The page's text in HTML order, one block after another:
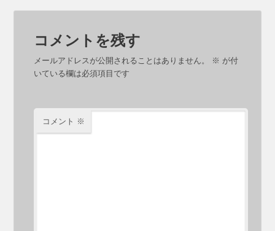
コメントを残す
メールアドレスが公開されることはありません。 ※ が付
いている欄は必須項目です
コメント ※